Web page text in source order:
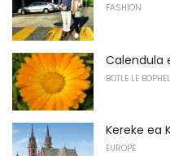
FASHION
Calendula
BOTLE LE
Kereke ea
EUROPE